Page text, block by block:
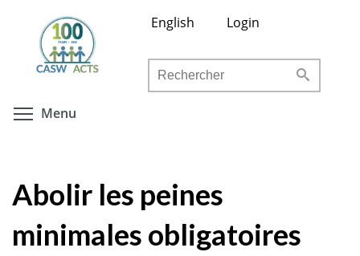
contenu
principal
English Login
Rechercher
Menu
Abolir les peines
minimales obligatoires